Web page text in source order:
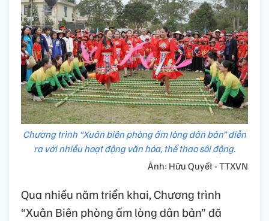
Chương trình “Xuân biên phòng ấm lòng dân bản” diễn
ra với nhiều hoạt động văn hóa, thể thao sôi động.
Ảnh: Hữu Quyết - TTXVN
Qua nhiều năm triển khai, Chương trình
“Xuân Biên phòng ấm lòng dân bản” đã